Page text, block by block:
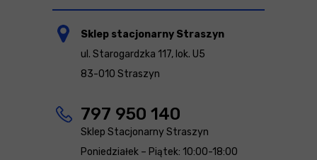
Sklep stacjonarny Straszyn
ul. Starogardzka 117, lok. U5
83-010 Straszyn
797 950 140
Sklep Stacjonarny Straszyn
Poniedziałek – Piątek: 10:00-18:00